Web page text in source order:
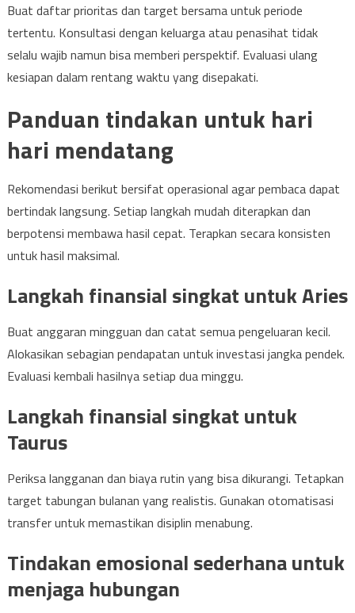
Buat daftar prioritas dan target bersama untuk periode
tertentu. Konsultasi dengan keluarga atau penasihat tidak
selalu wajib namun bisa memberi perspektif. Evaluasi ulang
kesiapan dalam rentang waktu yang disepakati.
Panduan tindakan untuk hari
hari mendatang
Rekomendasi berikut bersifat operasional agar pembaca dapat
bertindak langsung. Setiap langkah mudah diterapkan dan
berpotensi membawa hasil cepat. Terapkan secara konsisten
untuk hasil maksimal.
Langkah finansial singkat untuk Aries
Buat anggaran mingguan dan catat semua pengeluaran kecil.
Alokasikan sebagian pendapatan untuk investasi jangka pendek.
Evaluasi kembali hasilnya setiap dua minggu.
Langkah finansial singkat untuk
Taurus
Periksa langganan dan biaya rutin yang bisa dikurangi. Tetapkan
target tabungan bulanan yang realistis. Gunakan otomatisasi
transfer untuk memastikan disiplin menabung.
Tindakan emosional sederhana untuk
menjaga hubungan